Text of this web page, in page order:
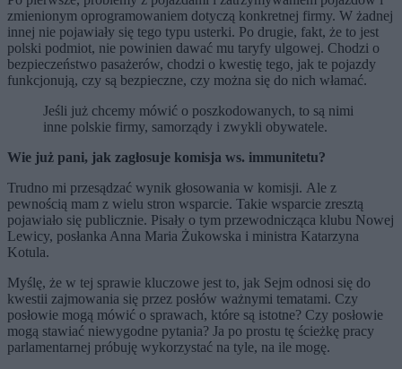
zmienionym oprogramowaniem dotyczą konkretnej firmy. W żadnej
innej nie pojawiały się tego typu usterki. Po drugie, fakt, że to jest
polski podmiot, nie powinien dawać mu taryfy ulgowej. Chodzi o
bezpieczeństwo pasażerów, chodzi o kwestię tego, jak te pojazdy
funkcjonują, czy są bezpieczne, czy można się do nich włamać.
Jeśli już chcemy mówić o poszkodowanych, to są nimi
inne polskie firmy, samorządy i zwykli obywatele.
Wie już pani, jak zagłosuje komisja ws. immunitetu?
Trudno mi przesądzać wynik głosowania w komisji. Ale z
pewnością mam z wielu stron wsparcie. Takie wsparcie zresztą
pojawiało się publicznie. Pisały o tym przewodnicząca klubu Nowej
Lewicy, posłanka Anna Maria Żukowska i ministra Katarzyna
Kotula.
Myślę, że w tej sprawie kluczowe jest to, jak Sejm odnosi się do
kwestii zajmowania się przez posłów ważnymi tematami. Czy
posłowie mogą mówić o sprawach, które są istotne? Czy posłowie
mogą stawiać niewygodne pytania? Ja po prostu tę ścieżkę pracy
parlamentarnej próbuję wykorzystać na tyle, na ile mogę.